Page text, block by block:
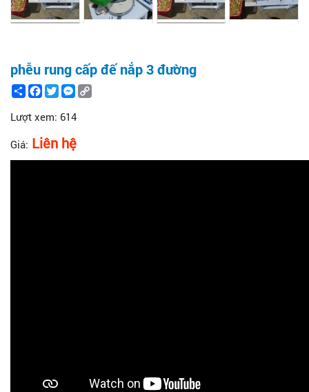
phễu rung cấp đế nắp 3 đường
ShareFacebook
TwitterMessenger
Lượt xem: 614
Giá: Liên hệ